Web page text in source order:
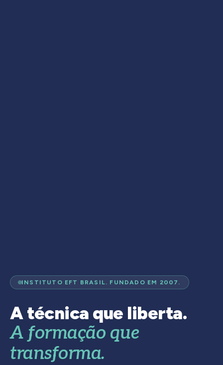
INSTITUTO EFT BRASIL. FUNDADO EM 2007.
A técnica que liberta.
A formação que
transforma.